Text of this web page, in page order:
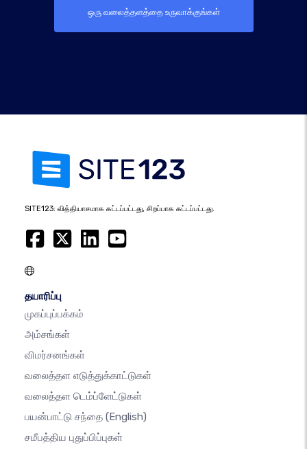
ஒரு வலைத்தளத்தை உருவாக்குங்கள்
SITE123: வித்தியாசமாக கட்டப்பட்டது, சிறப்பாக கட்டப்பட்டது.
தயாரிப்பு
முகப்புப்பக்கம்
அம்சங்கள்
விமர்சனங்கள்
வலைத்தள எடுத்துக்காட்டுகள்
வலைத்தள டெம்ப்ளேட்டுகள்
பயன்பாட்டு சந்தை (English)
சமீபத்திய புதுப்பிப்புகள்